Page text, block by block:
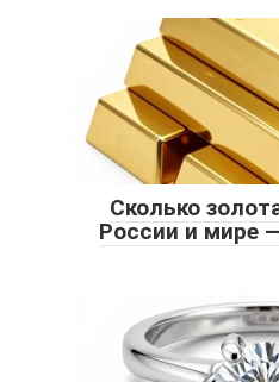
Сколько
России и мире